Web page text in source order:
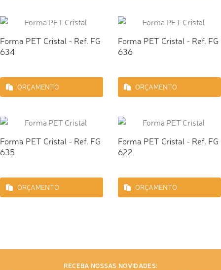
Forma PET Cristal - Ref. FG
634
ORÇAMENTO
Forma PET Cristal - Ref. FG
636
ORÇAMENTO
Forma PET Cristal - Ref. FG
635
ORÇAMENTO
Forma PET Cristal - Ref. FG
622
ORÇAMENTO
RECEBA NOSSAS NOVIDADES: